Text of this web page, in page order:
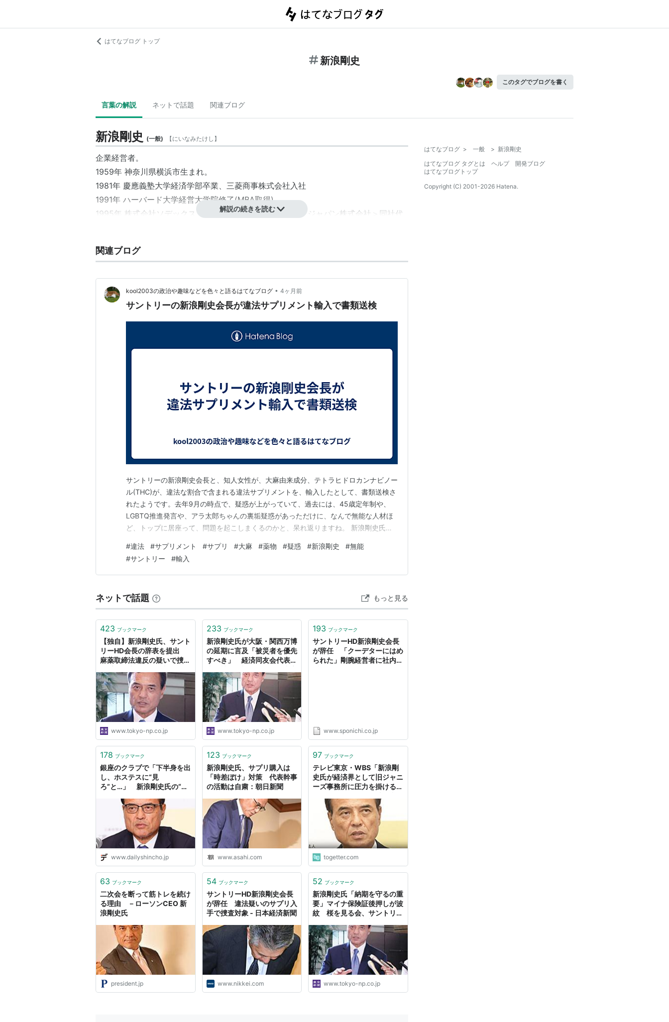
はてなブログ トップ
新浪剛史
このタグでブログを書く
言葉の解説 ネットで話題 関連ブログ
新浪剛史 (一般) 【にいなみたけし 】
企業経営者。
1959年 神奈川県横浜市生まれ。
1981年 慶應義塾大学経済学部卒業、三菱商事株式会社入社
1991年 ハーバード大学経営大学院修了(MBA取得)
1995年 株式会社ソデックスコーポレーション＜現レオックジャパン株式会社＞同社代
2002年 株式会社ローソン代表取締役社長執行役員
2014年 サントリーの社長に起用する人事が発表されている。10月1日付に就任する見込
みとなっている。
解説の続きを読む
関連ブログ
kool2003の政治や趣味などを色々と語るはてなブログ • 4ヶ月前
サントリーの新浪剛史会長が違法サプリメント輸入で書類送検
サントリーの新浪剛史会長と、知人女性が、大麻由来成分、テトラヒドロカンナビノー
ル(THC)が、違法な割合で含まれる違法サプリメントを、輸入したとして、書類送検さ
れたようです。去年9月の時点で、疑惑が上がっていて、過去には、45歳定年制や、
LGBTQ推進発言や、アラ太郎ちゃんの裏垢疑惑があっただけに、なんで無能な人材ほ
ど、トップに居座って、問題を起こしまくるのかと、呆れ返りますね。 新浪剛史氏ら2
を米国から輸入したとして、福岡県警は16日、麻薬取締法違反容疑でサントリー
www.47news.jp
#違法 #サプリメント #サプリ #大麻 #薬物 #疑惑 #新浪剛史 #無能
#サントリー #輸入
ネットで話題 もっと見る
423 ブックマーク
【独自】新浪剛史氏、サント
リーHD会長の辞表を提出
麻薬取締法違反の疑いで捜査
定：東京新聞デジタル
www.tokyo-np.co.jp
233 ブックマーク
新浪剛史氏が大阪・関西万博
の延期に言及「被災者を優先
すべき」 経済同友会代表幹
新聞デジタル
www.tokyo-np.co.jp
193 ブックマーク
サントリーHD新浪剛史会長
が辞任 「クーデターにはめ
られた」剛腕経営者に社内で
www.sponichi.co.jp
178 ブックマーク
銀座のクラブで「下半身を出
し、ホステスに“見
ろ”と…」 新浪剛史氏の“エ
ートをめくろうとしながら、
毛の有無を聞いてくる」 最
終的に出禁に | デイリー新潮
www.dailyshincho.jp
123 ブックマーク
新浪剛史氏、サプリ購入は
「時差ぼけ」対策 代表幹事
の活動は自粛：朝日新聞
www.asahi.com
97 ブックマーク
テレビ東京・WBS「新浪剛
史氏が経済界として旧ジャニ
ーズ事務所に圧力を掛ける流
だ報道をしていた
togetter.com
63 ブックマーク
二次会を断って筋トレを続け
る理由 －ローソンCEO 新
浪剛史氏
president.jp
54 ブックマーク
サントリーHD新浪剛史会長
が辞任 違法疑いのサプリ入
手で捜査対象 - 日本経済新聞
www.nikkei.com
52 ブックマーク
新浪剛史氏「納期を守るの重
要」マイナ保険証後押しが波
紋 桜を見る会、サントリー
東京新聞デジタル
www.tokyo-np.co.jp
はてなブログ > 一般 > 新浪剛史
はてなブログ タグとは
ヘルプ
開発ブログ
はてなブログトップ
Copyright (C) 2001-2026 Hatena.